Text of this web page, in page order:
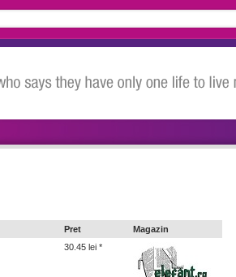
Pret Magazin
30.45 lei *